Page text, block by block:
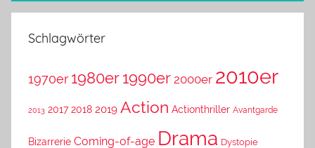
Schlagwörter
1970er 1980er 1990er 2000er 2010er
2013 2017 2018 2019 Action Actionthriller Avantgarde
Bizarrerie Coming-of-age Drama Dystopie